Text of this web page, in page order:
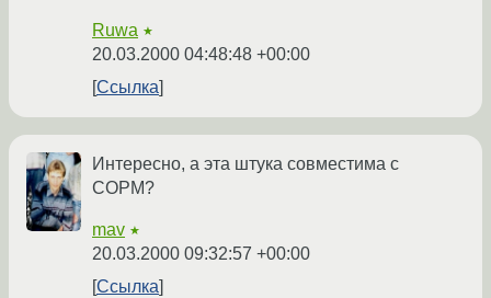
Ruwa ★
20.03.2000 04:48:48 +00:00
Ссылка
Интересно, а эта штука совместима с
СОРМ?
mav ★
20.03.2000 09:32:57 +00:00
Ссылка